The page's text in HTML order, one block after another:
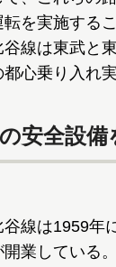
転を実施する
谷線は東武と
都心乗り入れ
安全設備
線は1959年
開業している